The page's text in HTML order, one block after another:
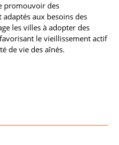
promouvoir des
aux besoins des
les villes à adopter des
le vieillissement actif
de vie des aînés.